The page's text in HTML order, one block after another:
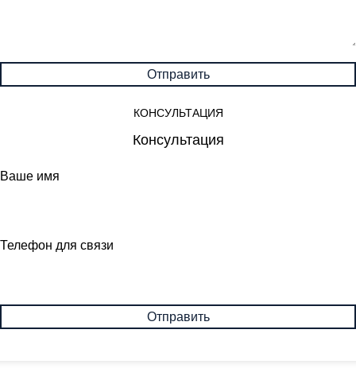
КОНСУЛЬТАЦИЯ
Консультация
Ваше имя
Телефон для связи